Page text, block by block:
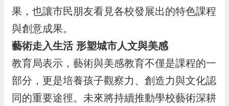
網
資
料
放
宣
告
果，也讓市民朋友看見各校發展出的特色課程
與創意成果。
藝術走入生活 形塑城市人文與美感
教育局表示，藝術與美感教育不僅是課程的一
部分，更是培養孩子觀察力、創造力與文化認
同的重要途徑。未來將持續推動學校藝術深耕